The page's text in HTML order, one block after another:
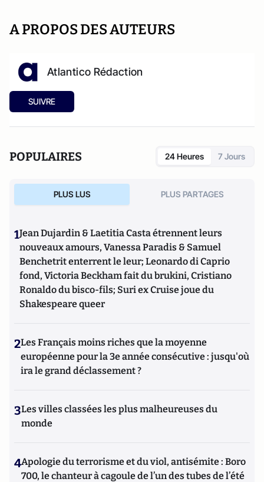
A PROPOS DES AUTEURS
Atlantico Rédaction
SUIVRE
POPULAIRES 24 Heures 7 Jours
PLUS LUS PLUS PARTAGES
1Jean Dujardin & Laetitia Casta étrennent leurs
nouveaux amours, Vanessa Paradis & Samuel
Benchetrit enterrent le leur; Leonardo di Caprio
fond, Victoria Beckham fait du brukini, Cristiano
Ronaldo du bisco-fils; Suri ex Cruise joue du
Shakespeare queer
2Les Français moins riches que la moyenne
européenne pour la 3e année consécutive : jusqu'où
ira le grand déclassement ?
3Les villes classées les plus malheureuses du
monde
4Apologie du terrorisme et du viol, antisémite : Boro
700, le chanteur à cagoule de l’un des tubes de l’été